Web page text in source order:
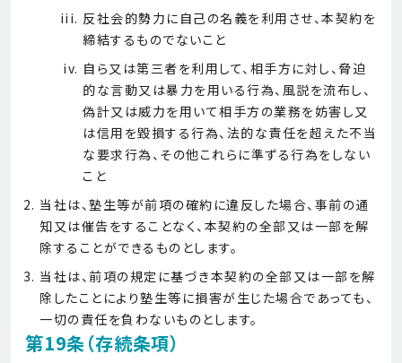
反社会的勢力に自己の名義を利用させ、本契約を
締結するものでないこと
自ら又は第三者を利用して、相手方に対し、脅迫
的な言動又は暴力を用いる行為、風説を流布し、
偽計又は威力を用いて相手方の業務を妨害し又
は信用を毀損する行為、法的な責任を超えた不当
な要求行為、その他これらに準ずる行為をしない
こと
当社は、塾生等が前項の確約に違反した場合、事前の通
知又は催告をすることなく、本契約の全部又は一部を解
除することができるものとします。
当社は、前項の規定に基づき本契約の全部又は一部を解
除したことにより塾生等に損害が生じた場合であっても、
一切の責任を負わないものとします。
第19条（存続条項）